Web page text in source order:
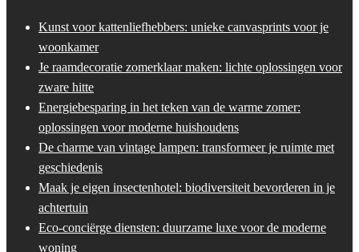
Kunst voor kattenliefhebbers: unieke canvasprints voor je
woonkamer
Je raamdecoratie zomerklaar maken: lichte oplossingen voor
zware hitte
Energiebesparing in het teken van de warme zomer:
oplossingen voor moderne huishoudens
De charme van vintage lampen: transformeer je ruimte met
geschiedenis
Maak je eigen insectenhotel: biodiversiteit bevorderen in je
achtertuin
Eco-conciërge diensten: duurzame luxe voor de moderne
woning